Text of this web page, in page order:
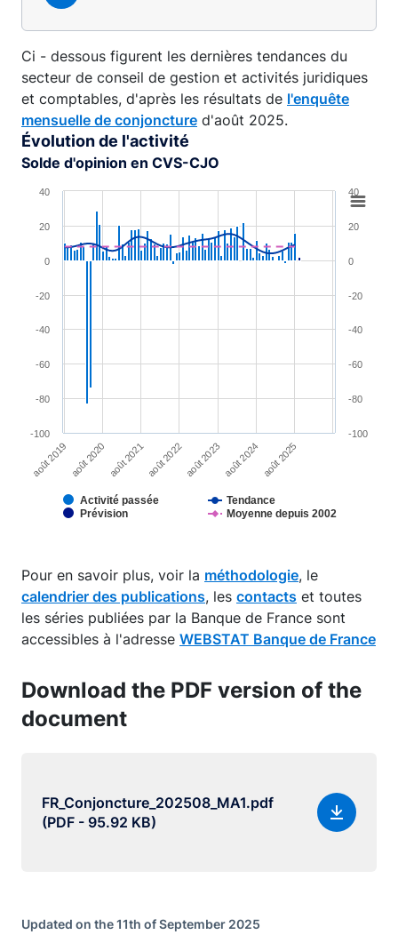
Ci - dessous figurent les dernières tendances du
secteur de conseil de gestion et activités juridiques
et comptables, d'après les résultats de l'enquête
mensuelle de conjoncture d'août 2025.
Évolution de l'activité
Solde d'opinion en CVS-CJO
Combination chart with 4 data series.
View as data table, Chart
The chart has 2 Y axes displaying YAxis and YAxis 2.
Activité passée
Tendance
Prévision
Moyenne depuis 2002
août 2019 août 2020 août 2021 août 2022 août 2023 août 2024 août 2025
-100
-80
-60
-40
-20
0
20
40
-100
-80
-60
-40
-20
0
20
40
Pour en savoir plus, voir la méthodologie, le
calendrier des publications, les contacts et toutes
les séries publiées par la Banque de France sont
accessibles à l'adresse WEBSTAT Banque de France
Download the PDF version of the
document
FR_Conjoncture_202508_MA1.pdf
(PDF - 95.92 KB)
Updated on the 11th of September 2025